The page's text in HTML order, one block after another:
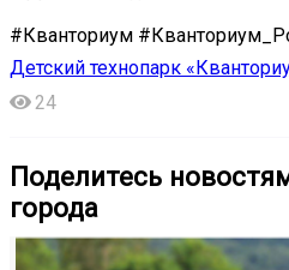
#Кванториум
Детский технопарк
24
Поделитесь
города